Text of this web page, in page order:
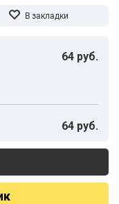
64 руб.
64 руб.